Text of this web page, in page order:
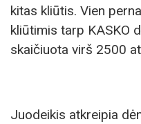
kitas kliūtis. Vien
kliūtimis tarp KASKO
skaičiuota virš 2500
Juodeikis atkreipia